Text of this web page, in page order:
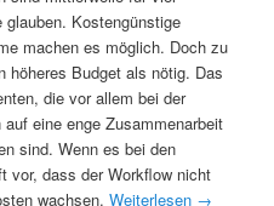
Kostengünstige
machen es möglich. Doch zu
höheres Budget als nötig. Das
die vor allem bei der
eine enge Zusammenarbeit
sind. Wenn es bei den
vor, dass der Workflow nicht
wachsen.Weiterlesen →